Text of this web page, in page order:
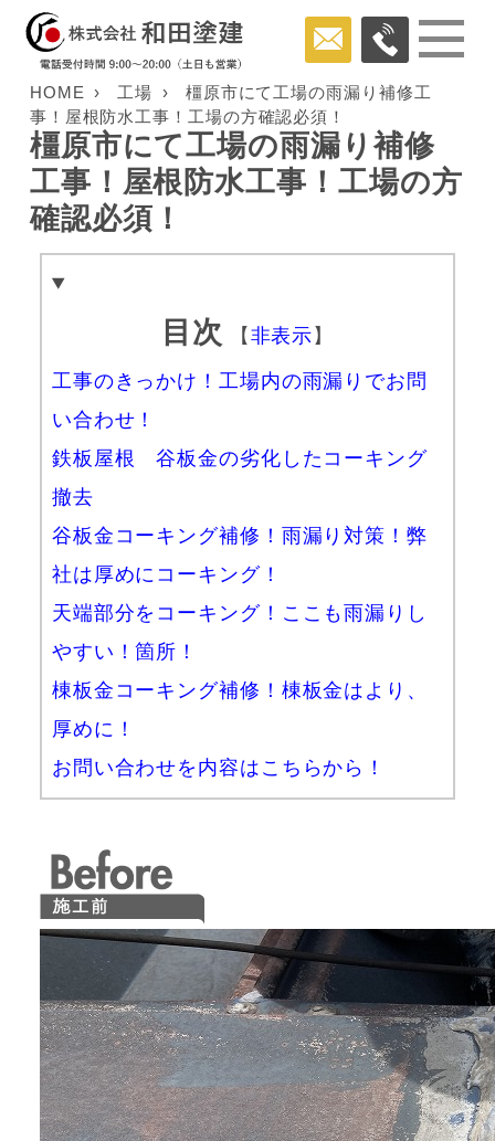
HOME 工場
橿原市にて工場の雨漏り補修工
事！屋根防水工事！工場の方確認必須！
橿原市にて工場の雨漏り補修
工事！屋根防水工事！工場の方
確認必須！
目次 【 非表示 】
工事のきっかけ！工場内の雨漏りでお問
い合わせ！
鉄板屋根 谷板金の劣化したコーキング
撤去
谷板金コーキング補修！雨漏り対策！弊
社は厚めにコーキング！
天端部分をコーキング！ここも雨漏りし
やすい！箇所！
棟板金コーキング補修！棟板金はより、
厚めに！
お問い合わせを内容はこちらから！